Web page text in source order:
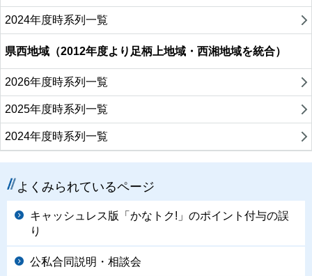
2024年度時系列一覧
県西地域（2012年度より足柄上地域・西湘地域を統合）
2026年度時系列一覧
2025年度時系列一覧
2024年度時系列一覧
よくみられているページ
キャッシュレス版「かなトク!」のポイント付与の誤
り
公私合同説明・相談会